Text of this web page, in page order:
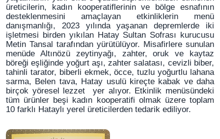
üreticilerin, kadın kooperatiflerinin ve bölge esnafının
desteklenmesini amaçlayan etkinliklerin menü
danışmanlığı, 2023 yılında yaşanan depremlerde iki
işletmesi birden yıkılan Hatay Sultan Sofrası kurucusu
Metin Tansal tarafından yürütülüyor. Misafirlere sunulan
menüde Altınözü zeytinyağı, zahter, oruk ve kaytaz
böreği eşliğinde yoğurt aşı, zahter salatası, cevizli biber,
tahinli tarator, biberli ekmek, öcce, tuzlu yoğurtlu lahana
sarma, Belen tava, Hatay usulü kireçte kabak ve daha
birçok yöresel lezzet yer alıyor. Etkinlik menüsündeki
tüm ürünler beşi kadın kooperatifi olmak üzere toplam
10 farklı Hataylı yerel üreticilerden tedarik ediliyor.